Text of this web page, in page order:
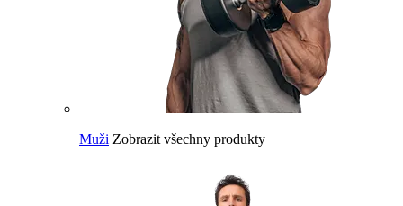
Muži Zobrazit všechny produkty